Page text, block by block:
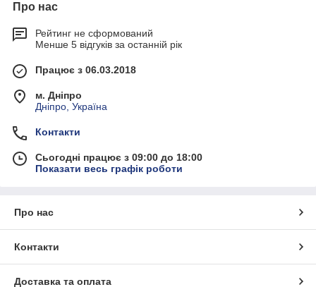
Про нас
Рейтинг не сформований
Менше 5 відгуків за останній рік
Працює з 06.03.2018
м. Дніпро
Дніпро, Україна
Контакти
Сьогодні працює з 09:00 до 18:00
Показати весь графік роботи
Про нас
Контакти
Доставка та оплата